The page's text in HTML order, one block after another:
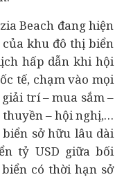
Beach đang hiện
khu đô thị biển
hấp dẫn khi hội
tế, chạm vào mọi
trí – mua sắm –
thuyền – hội nghị,…
sở hữu lâu dài
tỷ USD giữa bối
có thời hạn sở